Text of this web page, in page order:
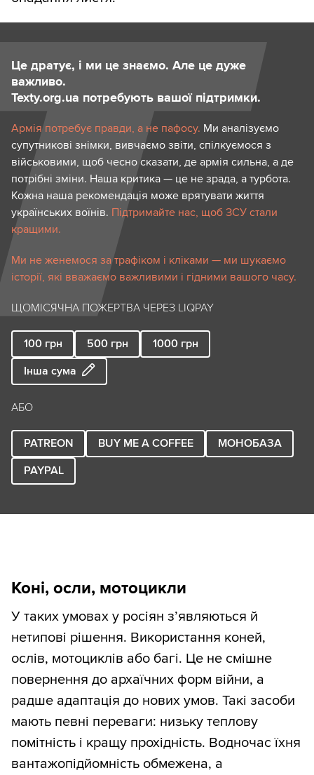
Це дратує, і ми це знаємо. Але це дуже
важливо.
Texty.org.ua потребують вашої підтримки.
Армія потребує правди, а не пафосу. Ми аналізуємо
супутникові знімки, вивчаємо звіти, спілкуємося з
військовими, щоб чесно сказати, де армія сильна, а де
потрібні зміни. Наша критика — це не зрада, а турбота.
Кожна наша рекомендація може врятувати життя
українських воїнів. Підтримайте нас, щоб ЗСУ стали
кращими.
Ми не женемося за трафіком і кліками — ми шукаємо
історії, які вважаємо важливими і гідними вашого часу.
ЩОМІСЯЧНА ПОЖЕРТВА ЧЕРЕЗ LIQPAY
100 грн 500 грн 1000 грн
Інша сума
АБО
PATREON BUY ME A COFFEE
МОНОБАЗА
PAYPAL
Коні, осли, мотоцикли
У таких умовах у росіян з’являються й
нетипові рішення. Використання коней,
ослів, мотоциклів або багі. Це не смішне
повернення до архаїчних форм війни, а
радше адаптація до нових умов. Такі засоби
мають певні переваги: низьку теплову
помітність і кращу прохідність. Водночас їхня
вантажопідйомність обмежена, а